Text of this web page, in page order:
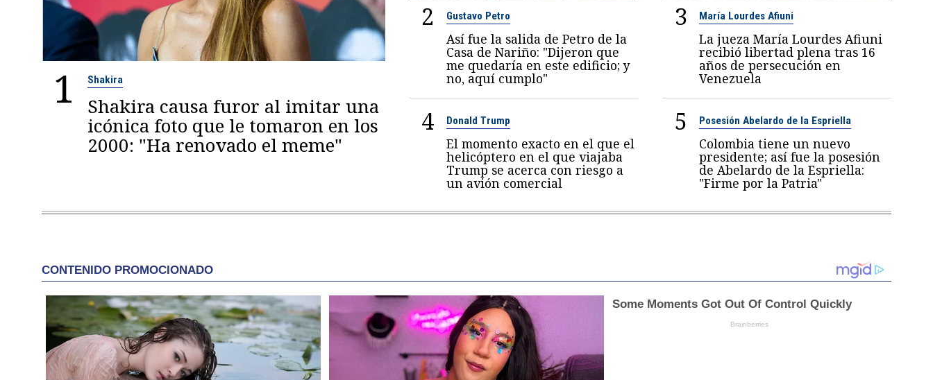
1 Shakira
Shakira causa furor al imitar una
icónica foto que le tomaron en los
2000: "Ha renovado el meme"
2 Gustavo Petro
Así fue la salida de Petro de la
Casa de Nariño: "Dijeron que
me quedaría en este edificio; y
no, aquí cumplo"
3 María Lourdes Afiuni
La jueza María Lourdes Afiuni
recibió libertad plena tras 16
años de persecución en
Venezuela
4 Donald Trump
El momento exacto en el que el
helicóptero en el que viajaba
Trump se acerca con riesgo a
un avión comercial
5 Posesión Abelardo de la Espriella
Colombia tiene un nuevo
presidente; así fue la posesión
de Abelardo de la Espriella:
"Firme por la Patria"